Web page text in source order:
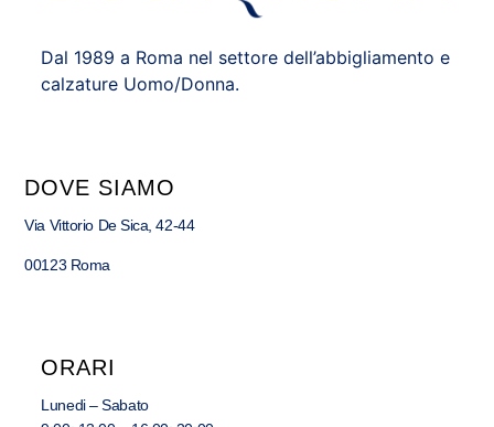
Dal 1989 a Roma nel settore dell’abbigliamento e
calzature Uomo/Donna.
DOVE SIAMO
Via Vittorio De Sica, 42-44
00123 Roma
ORARI
Lunedi – Sabato